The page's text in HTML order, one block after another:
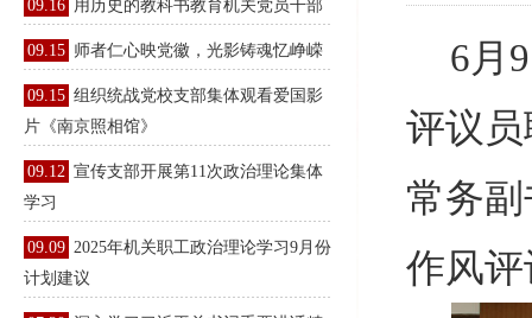
09.16 用历史的教科书教育机关党员干部
09.15 师者仁心映党徽，光影铸魂忆峥嵘
09.15 组织统战党校支部集体观看爱国影
片《南京照相馆》
09.12 宣传支部开展第11次政治理论集体
学习
09.09 2025年机关职工政治理论学习9月份
计划建议
6月
评议
常务
作风